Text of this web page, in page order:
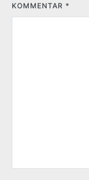
KOMMENTAR *